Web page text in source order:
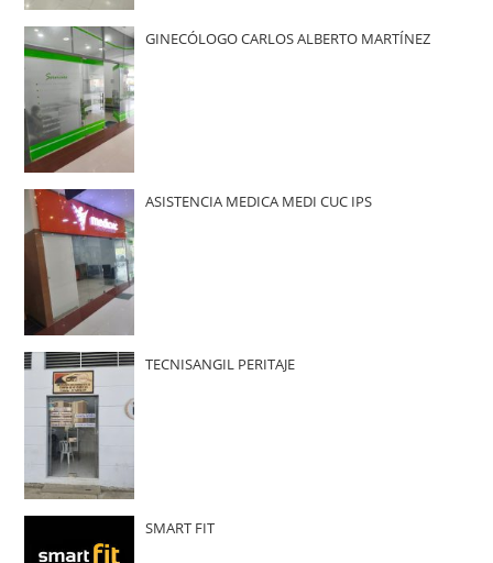
GINECÓLOGO CARLOS ALBERTO MARTÍNEZ
ASISTENCIA MEDICA MEDI CUC IPS
TECNISANGIL PERITAJE
SMART FIT